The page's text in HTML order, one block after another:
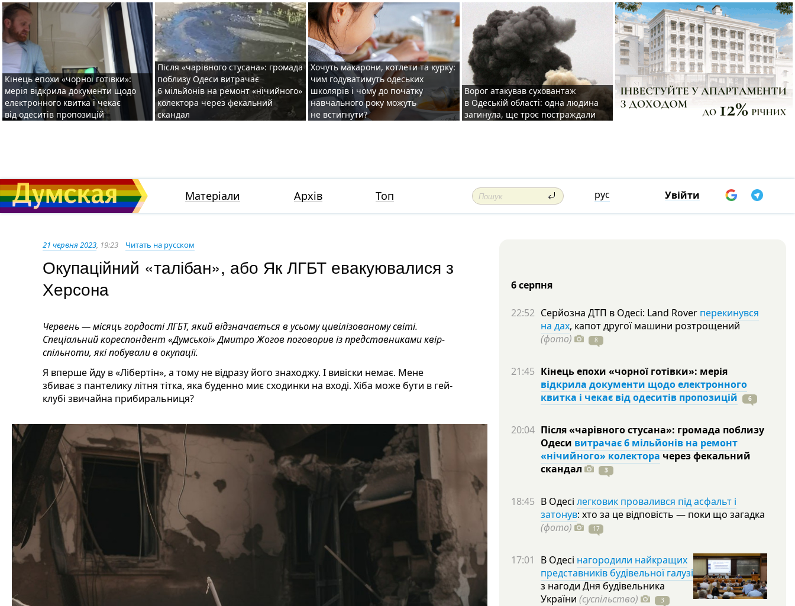
Кінець епохи «чорної готівки»:
мерія відкрила документи щодо
електронного квитка і чекає
від одеситів пропозицій
Після «чарівного стусана»: громада
поблизу Одеси витрачає
6 мільйонів на ремонт «нічийного»
колектора через фекальний
скандал
Хочуть макарони, котлети та курку:
чим годуватимуть одеських
школярів і чому до початку
навчального року можуть
не встигнути?
Ворог атакував суховантаж
в Одеській області: одна людина
загинула, ще троє постраждали
Матеріали Архів Топ рус Увійти
21 червня 2023, 19:23 Читать на русском
Окупаційний «талібан», або Як ЛГБТ евакуювалися з
Херсона
Червень — місяць гордості ЛГБТ, який відзначається в усьому цивілізованому світі.
Спеціальний кореспондент «Думської» Дмитро Жогов поговорив із представниками квір-
спільноти, які побували в окупації.
Я вперше йду в «Лібертін», а тому не відразу його знаходжу. І вивіски немає. Мене
збиває з пантелику літня тітка, яка буденно миє сходинки на вході. Хіба може бути в гей-
клубі звичайна прибиральниця?
6 серпня
22:52 Серйозна ДТП в Одесі: Land Rover перекинувся
на дах, капот другої машини розтрощений
(фото)
8
21:45 Кінець епохи «чорної готівки»: мерія
відкрила документи щодо електронного
квитка і чекає від одеситів пропозицій
6
20:04 Після «чарівного стусана»: громада поблизу
Одеси витрачає 6 мільйонів на ремонт
«нічийного» колектора через фекальний
скандал
3
18:45 В Одесі легковик провалився під асфальт і
затонув: хто за це відповість — поки що загадка
(фото)
17
17:01 В Одесі нагородили найкращих
представників будівельної галузі
з нагоди Дня будівельника
України (суспільство) 3